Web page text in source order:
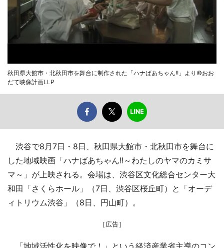
秋田県大館市・北秋田市を舞台に制作された「ハナばあちゃん!!」より©おお
だて映像計画LLP
渋谷で8月7日・8日、秋田県大館市・北秋田市を舞台に
した地域映画「ハナばあちゃん!!～わたしのヤマのカミサ
マ～」が上映される。会場は、渋谷区文化総合センター大
和田「さくらホール」（7日、渋谷区桜丘町）と「オーデ
ィトリウム渋谷」（8日、円山町）。
［広告］
「地域活性化を映像で！」という経済産業省主導のコン